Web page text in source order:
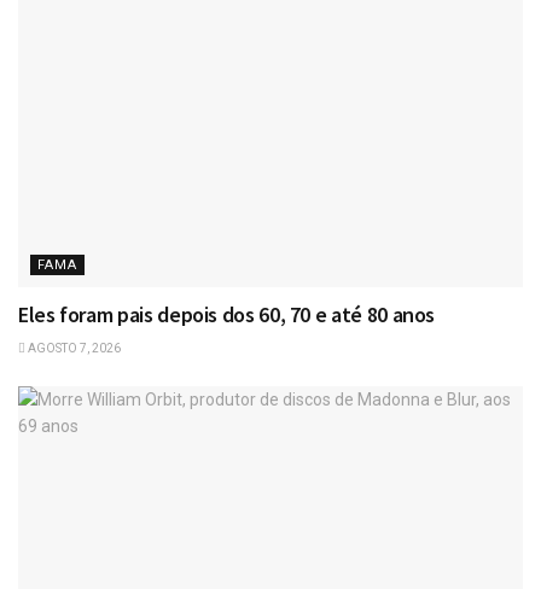
FAMA
Eles foram pais depois dos 60, 70 e até 80 anos
AGOSTO 7, 2026